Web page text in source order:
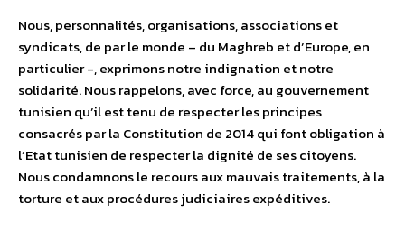
Nous, personnalités, organisations, associations et
syndicats, de par le monde – du Maghreb et d’Europe, en
particulier -, exprimons notre indignation et notre
solidarité. Nous rappelons, avec force, au gouvernement
tunisien qu’il est tenu de respecter les principes
consacrés par la Constitution de 2014 qui font obligation à
l’Etat tunisien de respecter la dignité de ses citoyens.
Nous condamnons le recours aux mauvais traitements, à la
torture et aux procédures judiciaires expéditives.